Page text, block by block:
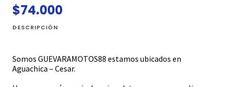
$74.000
DESCRIPCIÓN
Somos GUEVARAMOTOS88 estamos ubicados en
Aguachica – Cesar.